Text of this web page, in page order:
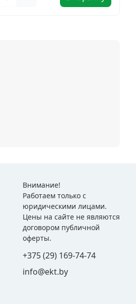
Внимание!
Работаем только с
юридическими лицами.
Цены на сайте не являются
договором публичной
оферты.
+375 (29) 169-74-74
info@ekt.by